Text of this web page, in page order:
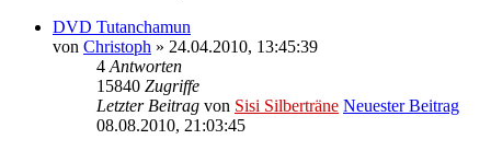
DVD Tutanchamun
von Christoph » 24.04.2010, 13:45:39
4 Antworten
15840 Zugriffe
Letzter Beitrag von Sisi Silberträne Neuester Beitrag
08.08.2010, 21:03:45